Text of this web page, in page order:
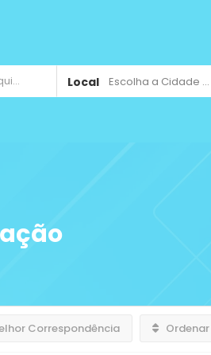
Local Escolha a Cidade ...
Correspondência